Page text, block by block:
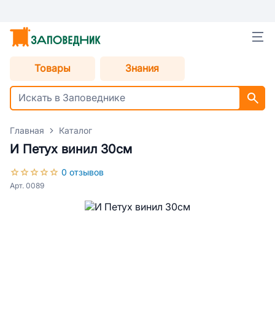
Товары Знания
Главная Каталог
И Петух винил 30см
0 отзывов
Арт. 0089